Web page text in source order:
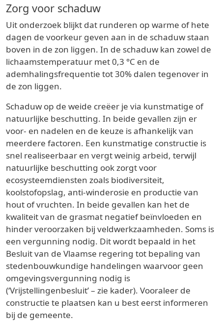
Zorg voor schaduw
Uit onderzoek blijkt dat runderen op warme of hete
dagen de voorkeur geven aan in de schaduw staan
boven in de zon liggen. In de schaduw kan zowel de
lichaamstemperatuur met 0,3 °C en de
ademhalingsfrequentie tot 30% dalen tegenover in
de zon liggen.
Schaduw op de weide creëer je via kunstmatige of
natuurlijke beschutting. In beide gevallen zijn er
voor- en nadelen en de keuze is afhankelijk van
meerdere factoren. Een kunstmatige constructie is
snel realiseerbaar en vergt weinig arbeid, terwijl
natuurlijke beschutting ook zorgt voor
ecosysteemdiensten zoals biodiversiteit,
koolstofopslag, anti-winderosie en productie van
hout of vruchten. In beide gevallen kan het de
kwaliteit van de grasmat negatief beïnvloeden en
hinder veroorzaken bij veldwerkzaamheden. Soms is
een vergunning nodig. Dit wordt bepaald in het
Besluit van de Vlaamse regering tot bepaling van
stedenbouwkundige handelingen waarvoor geen
omgevingsvergunning nodig is
(‘Vrijstellingenbesluit’ – zie kader). Vooraleer de
constructie te plaatsen kan u best eerst informeren
bij de gemeente.